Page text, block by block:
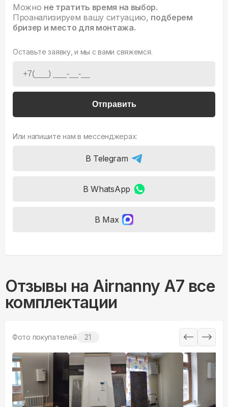
Можно не тратить время на выбор.
Проанализируем вашу ситуацию, подберем
бризер и место для монтажа.
Оставьте заявку, и мы с вами свяжемся.
Отправить
Или напишите нам в мессенджерах:
В Telegram
В WhatsApp
В Max
Отзывы на Airnanny A7 все
комплектации
Фото покупателей 21